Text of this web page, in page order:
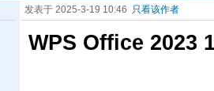
发表于 2025-3-19 10:46 只看该作者
WPS Office 2023